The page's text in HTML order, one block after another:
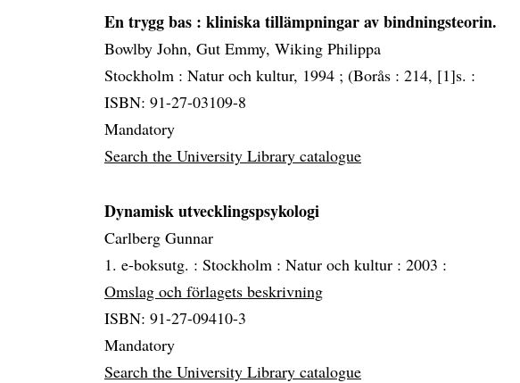
En trygg bas : kliniska tillämpningar av bindningsteorin.
Bowlby John, Gut Emmy, Wiking Philippa
Stockholm : Natur och kultur, 1994 ; (Borås : 214, [1]s. :
ISBN: 91-27-03109-8
Mandatory
Search the University Library catalogue
Dynamisk utvecklingspsykologi
Carlberg Gunnar
1. e-boksutg. : Stockholm : Natur och kultur : 2003 :
Omslag och förlagets beskrivning
ISBN: 91-27-09410-3
Mandatory
Search the University Library catalogue